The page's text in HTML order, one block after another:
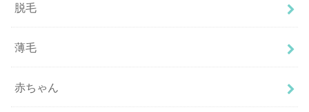
脱毛
薄毛
赤ちゃん